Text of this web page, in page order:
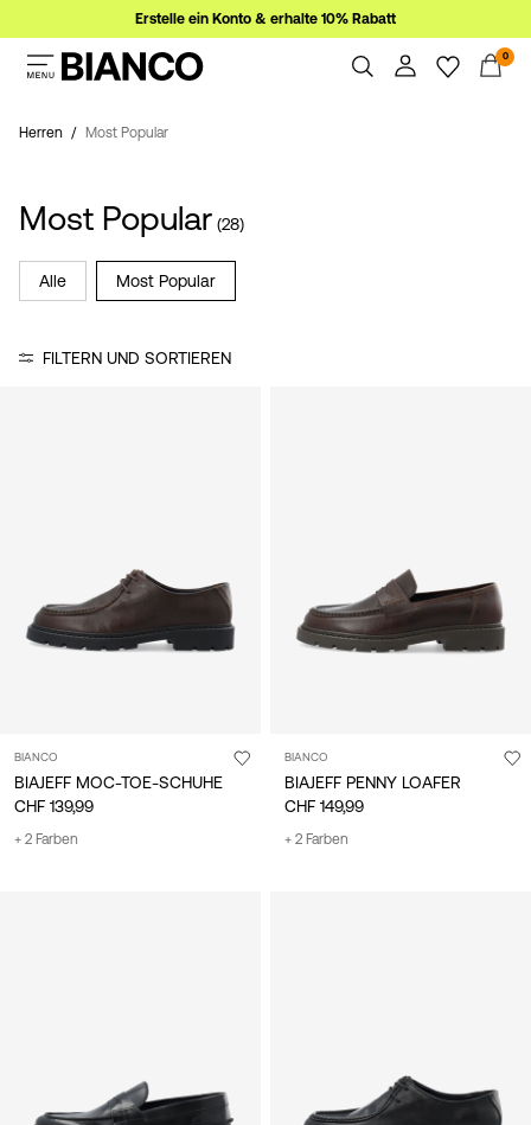
Erstelle ein Konto & erhalte 10% Rabatt
0
Damen
Herren
Sale
Anmelden
du
Herren Most Popular
Most Popular (28)
Alle Most Popular
FILTERN UND SORTIEREN
BIANCO
BIAJEFF MOC-TOE-SCHUHE
CHF 139,99
+ 2 Farben
BIANCO
BIAJEFF PENNY LOAFER
CHF 149,99
+ 2 Farben